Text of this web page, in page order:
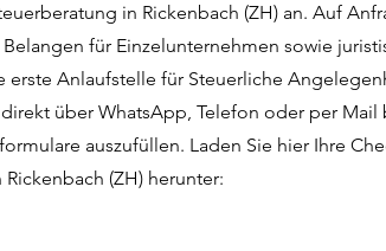
in Rickenbach (ZH) an. Auf
für Einzelunternehmen sowie
erste Anlaufstelle für Steuerliche
über WhatsApp, Telefon oder per Mail
auszufüllen. Laden Sie hier Ihre
(ZH) herunter: